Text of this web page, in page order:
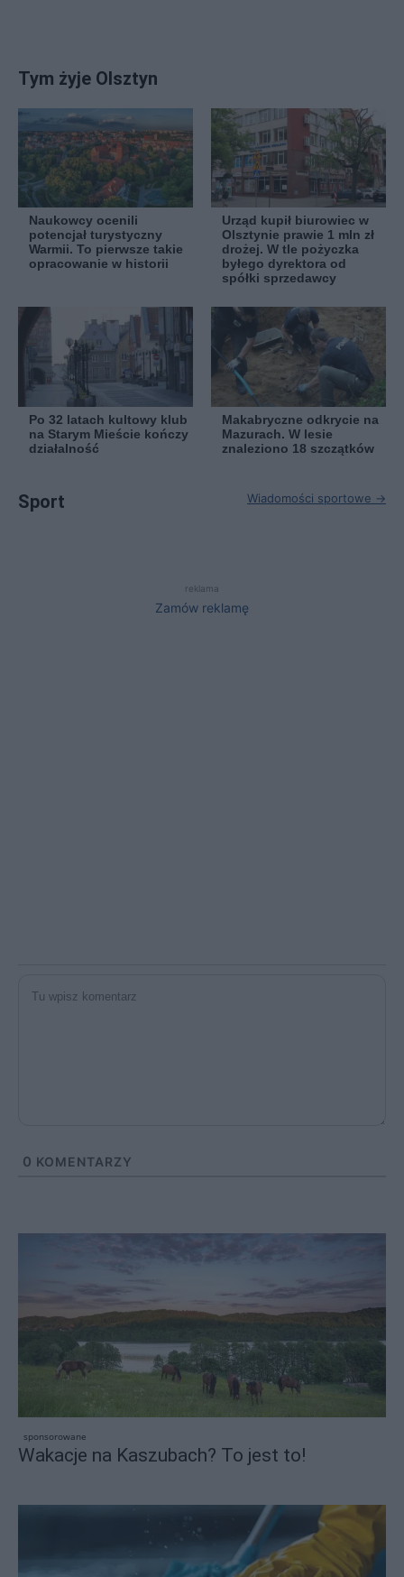
Tym żyje Olsztyn
Naukowcy ocenili
potencjał turystyczny
Warmii. To pierwsze takie
opracowanie w historii
Urząd kupił biurowiec w
Olsztynie prawie 1 mln zł
drożej. W tle pożyczka
byłego dyrektora od
spółki sprzedawcy
Po 32 latach kultowy klub
na Starym Mieście kończy
działalność
Makabryczne odkrycie na
Mazurach. W lesie
znaleziono 18 szczątków
Sport Wiadomości sportowe →
reklama
Zamów reklamę
0 KOMENTARZY
sponsorowane
Wakacje na Kaszubach? To jest to!